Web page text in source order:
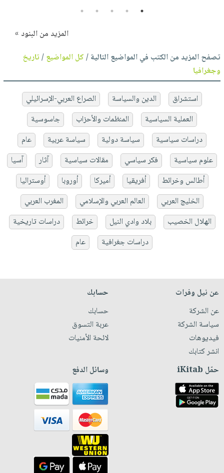
1
2
3
4
5
المزيد من البنود »
تصفح المزيد من الكتب في المواضيع التالية /كل المواضيع/تاريخ
وجغرافيا
استشراق الدين والسياسة
الصراع العربي-الإسرائيلي
العملية السياسية
المنظمات والأحزاب
جاسوسية
دراسات سياسية
سياسة دولية سياسة عربية
عام
علوم سياسية
فكر سياسي مقالات سياسية آثار
آسيا
أطالس وخرائط
أفريقيا أميركا أوروبا
أوستراليا
الخليج العربي
العالم العربي والإسلامي
المغرب العربي
الهلال الخصيب
بلاد وادي النيل خرائط
دراسات تاريخية
دراسات جغرافية
عام
عن نيل وفرات
عن الشركة
سياسة الشركة
فيديوهات
انشر كتابك
حسابك
حسابك
عربة التسوق
لائحة الأمنيات
حمّل iKitab وسائل الدفع